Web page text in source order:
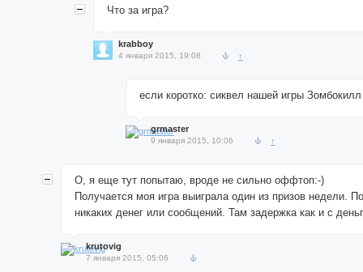
Что за игра?
krabboy
4 января 2015, 19:08 ↑
если коротко: сиквел нашей игры Зомбокилл
grmaster
9 января 2015, 10:06 ↑
О, я еще тут попытаю, вроде не сильно оффтоп:-)
Получается моя игра выиграла один из призов недели.
никаких денег или сообщений. Там задержка как и с
krutovig
7 января 2015, 05:06